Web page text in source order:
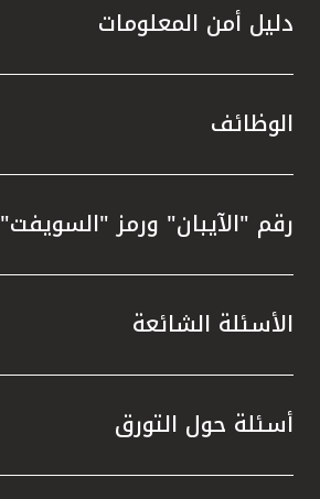
دليل أمن المعلومات
الوظائف
رقم "الآيبان" ورمز "السويفت"
الأسئلة الشائعة
أسئلة حول التورق